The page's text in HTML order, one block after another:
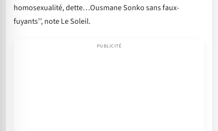
homosexualité, dette…Ousmane Sonko sans faux-
fuyants’’, note Le Soleil.